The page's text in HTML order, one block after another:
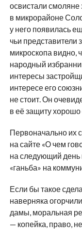
освистали смоляне
в микрорайоне
у него появилась
чьи представители
микроскопа видно,
народный
интересы
интересе его
не стоит. Он
в её защиту
Первоначально их
на сайте «О чем
на следующий день
«ганьба» на
Если бы такое
наверняка
дамы, моральная
— копейка, право,